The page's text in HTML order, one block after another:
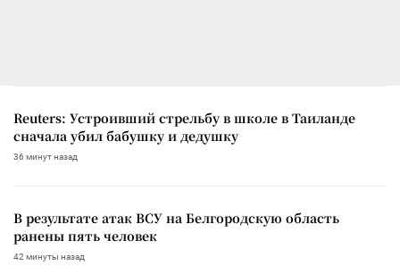
Reuters: Устроивший стрельбу в школе в Таиланде
сначала убил бабушку и дедушку
36 минут назад
В результате атак ВСУ на Белгородскую область
ранены пять человек
42 минуты назад